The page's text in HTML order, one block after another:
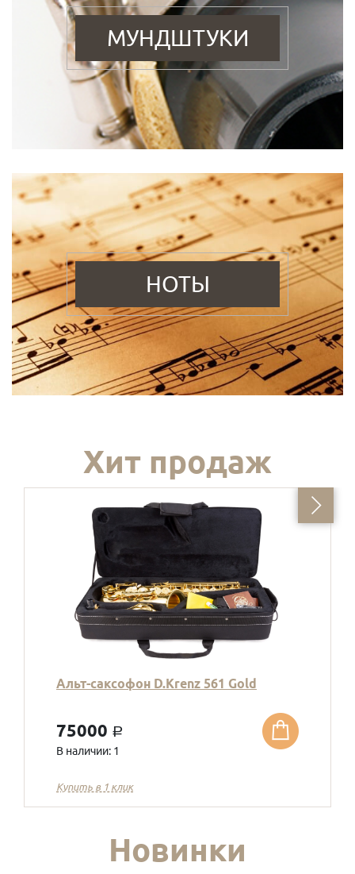
МУНДШТУКИ
НОТЫ
Хит продаж
Альт-саксофон D.Krenz 561 Gold
75000 a
В наличии: 1
Купить в 1 клик
Новинки